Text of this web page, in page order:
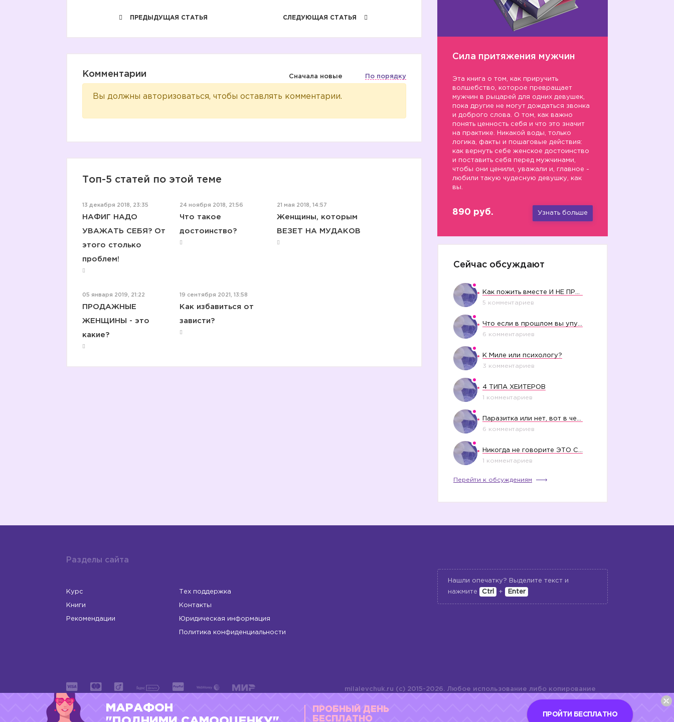
ПРЕДЫДУЩАЯ СТАТЬЯ СЛЕДУЮЩАЯ СТАТЬЯ
Комментарии Сначала новые По порядку
Вы должны авторизоваться, чтобы оставлять комментарии.
Топ-5 статей по этой теме
13 декабря 2018, 23:35
НАФИГ НАДО
УВАЖАТЬ СЕБЯ? От
этого столько
проблем!
24 ноября 2018, 21:56
Что такое
достоинство?
21 мая 2018, 14:57
Женщины, которым
ВЕЗЕТ НА МУДАКОВ
05 января 2019, 21:22
ПРОДАЖНЫЕ
ЖЕНЩИНЫ - это
какие?
19 сентября 2021, 13:58
Как избавиться от
зависти?
Сила притяжения мужчин
Эта книга о том, как приручить
волшебство, которое превращает
мужчин в рыцарей для одних девушек,
пока другие не могут дождаться звонка
и доброго слова. О том, как важно
понять ценность себя и что это значит
на практике. Никакой воды, только
логика, факты и пошаговые действия:
как вернуть себе женское достоинство
и поставить себя перед мужчинами,
чтобы они ценили, уважали и, главное -
любили такую чудесную девушку, как
вы.
890 руб. Узнать больше
Сейчас обсуждают
5 комментариев
6 комментариев
К Миле или психологу?
3 комментариев
4 ТИПА ХЕЙТЕРОВ
1 комментариев
6 комментариев
1 комментариев
Перейти к обсуждениям
Разделы сайта
Курс
Книги
Рекомендации
Тех поддержка
Контакты
Юридическая информация
Политика конфиденциальности
Нашли опечатку? Выделите текст и
нажмите
Ctrl + Enter
ИП Левчук Людмила Николаевна
milalevchuk.ru (c) 2015-2026. Любое использование либо копирование
материалов или подборки материалов сайта, элементов дизайна и
оформления допускается лишь с разрешения правообладателя и
МАРАФОН
ПРОБНЫЙ ДЕНЬ
БЕСПЛАТНО
ПРОЙТИ БЕСПЛАТНО